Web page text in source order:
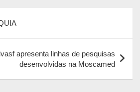
b
o
o
n
g
e
r
apresenta linhas de pesquisas
desenvolvidas na Moscamed